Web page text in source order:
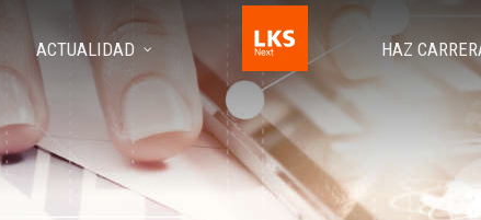
ACTUALIDAD HAZ